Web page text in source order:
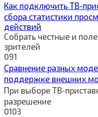
Как подключить
сбора статистики
действий
Собрать честные и
зрителей
091
Сравнение разных
поддержке внешних
При выборе
разрешение
0103